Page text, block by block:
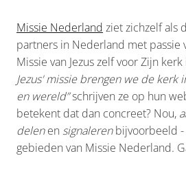
CONTACT
Missie Nederland ziet zichzelf als
partners in Nederland met passie
Missie van Jezus zelf voor Zijn
Jezus' missie brengen we de kerk
en wereld”schrijven ze op hun
betekent dat dan concreet? Nou,
delenen signalerenbijvoorbeeld -
gebieden van Missie Nederland.